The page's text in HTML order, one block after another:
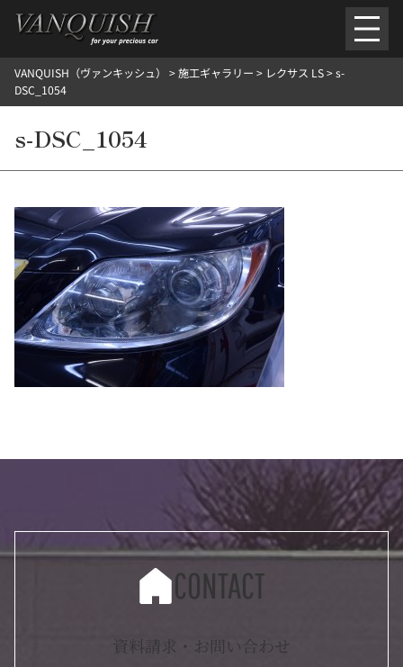
を
ごあいさつ 会社案内施工環境紹介所在地
ご提供メニュー
外装のガラスコーティング施工料金
ヘッドライトクリーニング施工料金
樹脂・メッシュパーツコーティング施工料金
施工ギャラリー
PICKUPNOSTALGIC
お客さまの声お問い合わせ施工のご予約
VANQUISH（ヴァンキッシュ） >施工ギャラリー > レクサス LS>s-
DSC_1054
s-DSC_1054
CONTACT
資料請求・お問い合わせ